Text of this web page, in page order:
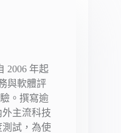
2006 年起
與軟體評
。撰寫逾
主流科技
試，為使